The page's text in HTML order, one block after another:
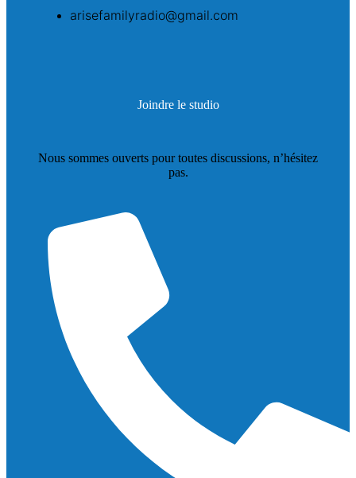
arisefamilyradio@gmail.com
Joindre le studio
Nous sommes ouverts pour toutes discussions, n’hésitez
pas.